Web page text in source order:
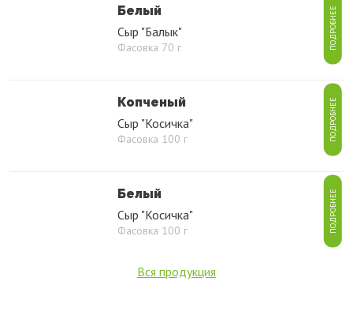
Белый
Сыр "Балык"
Фасовка 70 г ПОДРОБНЕЕ
Копченый
Сыр "Косичка"
Фасовка 100 г ПОДРОБНЕЕ
Белый
Сыр "Косичка"
Фасовка 100 г ПОДРОБНЕЕ
Вся продукция